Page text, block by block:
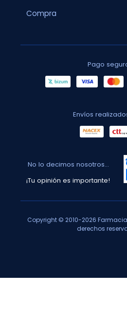
Compra
Pago
Envíos
No lo decimos nosotros...
¡Tu opinión es importante!
Copyright © 2010-2026
derechos